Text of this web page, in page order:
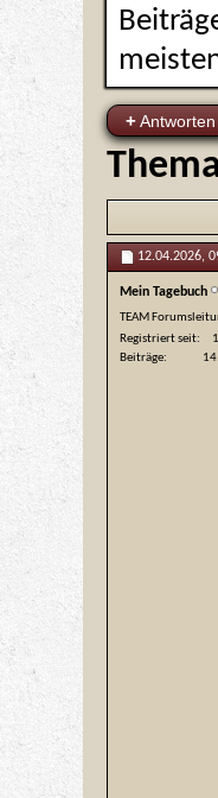
+Antworten
12.04.2026,
Mein Tagebuch
TEAM
Registriert seit
Beiträge